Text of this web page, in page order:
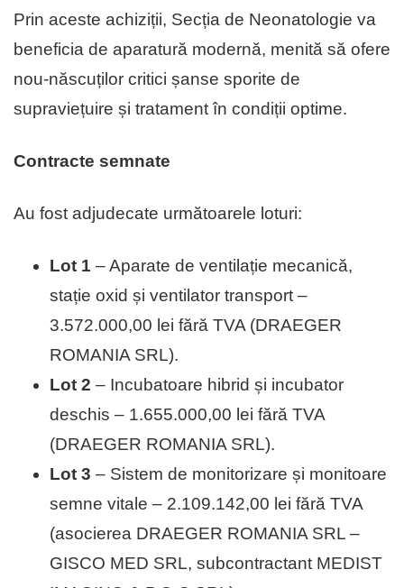
Prin aceste achiziții, Secția de Neonatologie va
beneficia de aparatură modernă, menită să ofere
nou-născuților critici șanse sporite de
supraviețuire și tratament în condiții optime.
Contracte semnate
Au fost adjudecate următoarele loturi:
Lot 1 – Aparate de ventilație mecanică,
stație oxid și ventilator transport –
3.572.000,00 lei fără TVA (DRAEGER
ROMANIA SRL).
Lot 2 – Incubatoare hibrid și incubator
deschis – 1.655.000,00 lei fără TVA
(DRAEGER ROMANIA SRL).
Lot 3 – Sistem de monitorizare și monitoare
semne vitale – 2.109.142,00 lei fără TVA
(asocierea DRAEGER ROMANIA SRL –
GISCO MED SRL, subcontractant MEDIST